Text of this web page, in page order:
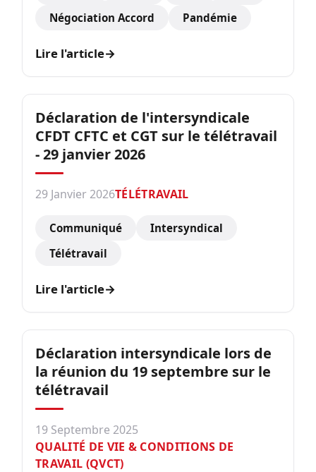
Négociation Accord
Pandémie
Lire l'article→
Déclaration de l'intersyndicale
CFDT CFTC et CGT sur le télétravail
- 29 janvier 2026
29 Janvier 2026TÉLÉTRAVAIL
Communiqué
Intersyndical
Télétravail
Lire l'article→
Déclaration intersyndicale lors de
la réunion du 19 septembre sur le
télétravail
19 Septembre 2025
QUALITÉ DE VIE & CONDITIONS DE
TRAVAIL (QVCT)